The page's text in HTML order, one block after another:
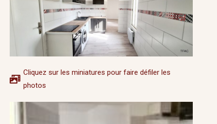
Cliquez sur les miniatures pour faire défiler les
photos